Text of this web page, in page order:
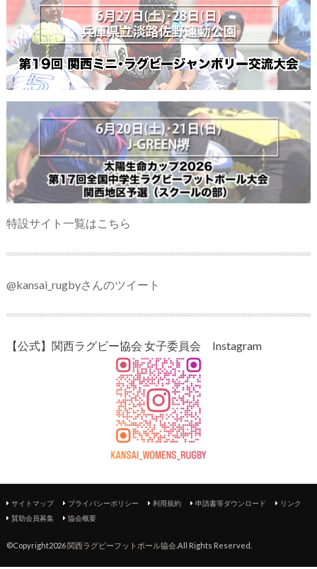
特設サイト一覧はこちら
@kansai_rugbyさんのツイート
【公式】関西ラグビー協会 女子委員会 Instagram
サイトマップ プライバシーポリシー 利用規約 申請書等ダウンロード
リンク
賛助会員募集
協会概要
©Copyright2026関西ラグビーフットボール協会.All Rights Reserved.